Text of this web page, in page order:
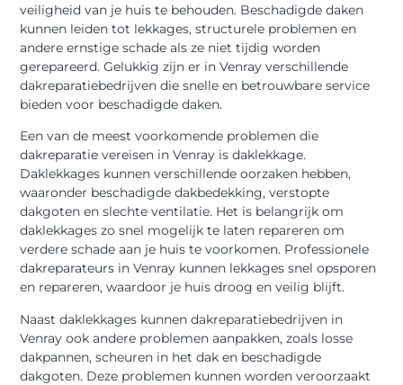
veiligheid van je huis te behouden. Beschadigde daken
kunnen leiden tot lekkages, structurele problemen en
andere ernstige schade als ze niet tijdig worden
gerepareerd. Gelukkig zijn er in Venray verschillende
dakreparatiebedrijven die snelle en betrouwbare service
bieden voor beschadigde daken.
Een van de meest voorkomende problemen die
dakreparatie vereisen in Venray is daklekkage.
Daklekkages kunnen verschillende oorzaken hebben,
waaronder beschadigde dakbedekking, verstopte
dakgoten en slechte ventilatie. Het is belangrijk om
daklekkages zo snel mogelijk te laten repareren om
verdere schade aan je huis te voorkomen. Professionele
dakreparateurs in Venray kunnen lekkages snel opsporen
en repareren, waardoor je huis droog en veilig blijft.
Naast daklekkages kunnen dakreparatiebedrijven in
Venray ook andere problemen aanpakken, zoals losse
dakpannen, scheuren in het dak en beschadigde
dakgoten. Deze problemen kunnen worden veroorzaakt